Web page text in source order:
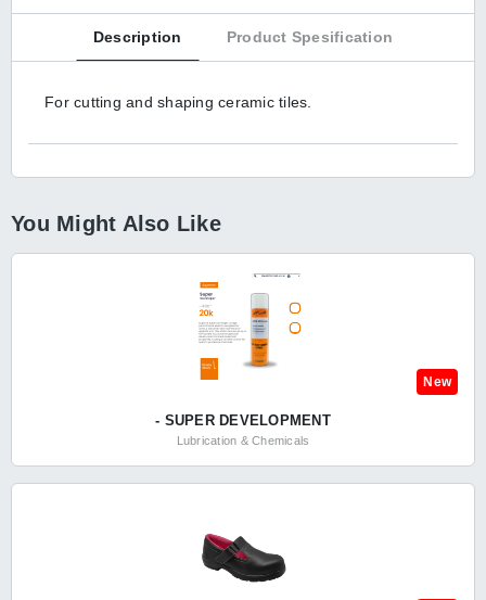
Description Product Spesification
For cutting and shaping ceramic tiles.
You Might Also Like
New
- SUPER DEVELOPMENT
Lubrication & Chemicals